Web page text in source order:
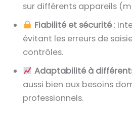
sur différents appareils
Fiabilité et sécurité:
évitant les erreurs de
contrôles.
Adaptabilité à
aussi bien aux besoins
professionnels.